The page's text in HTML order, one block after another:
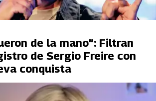
de la mano”: Filtran
de Sergio Freire con
conquista